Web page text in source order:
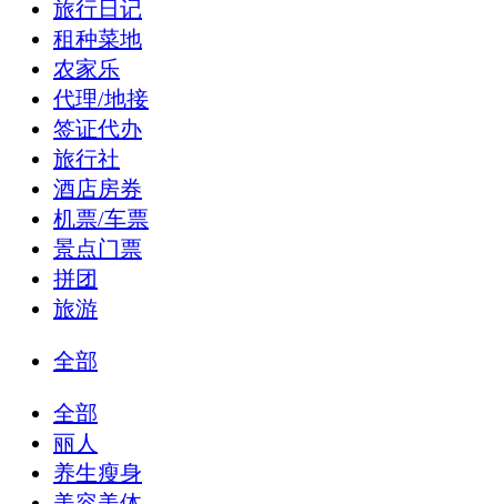
旅行日记
租种菜地
农家乐
代理/地接
签证代办
旅行社
酒店房券
机票/车票
景点门票
拼团
旅游
全部
全部
丽人
养生瘦身